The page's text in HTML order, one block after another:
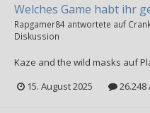
Welches Game habt ihr
Rapgamer84 antwortete auf
Diskussion
Kaze and the wild masks auf
15. August 2025